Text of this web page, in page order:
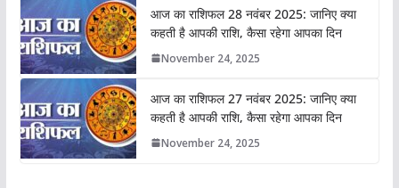
आज का राशिफल 28 नवंबर 2025: जानिए क्या
कहती है आपकी राशि, कैसा रहेगा आपका दिन
November 24, 2025
आज का राशिफल 27 नवंबर 2025: जानिए क्या
कहती है आपकी राशि, कैसा रहेगा आपका दिन
November 24, 2025